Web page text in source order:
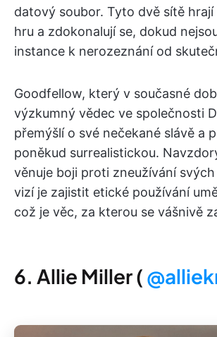
datový soubor. Tyto dvě sítě
hru a zdokonalují se, dokud
instance k nerozeznání od
Goodfellow, který v současné
výzkumný vědec ve společnosti
přemýšlí o své nečekané slávě a
poněkud surrealistickou.
věnuje boji proti zneužívání
vizí je zajistit etické používání
což je věc, za kterou se vášnivě
6. Allie Miller (